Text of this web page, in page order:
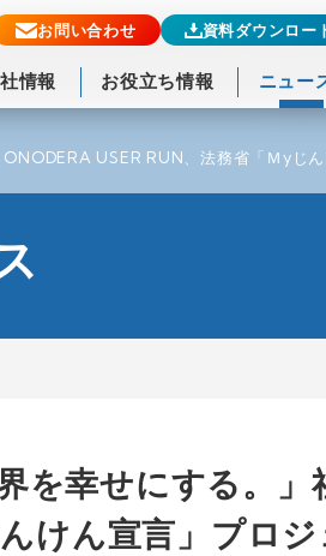
情報 お役立ち情報 ニュー
お問い合わせ 資料ダウンロー
USER RUN、法務省「Ｍyじ
を幸せにする。」
けん宣言」プロジ